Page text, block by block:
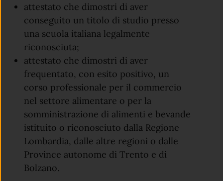
attestato che dimostri di aver
conseguito un titolo di studio presso
una scuola italiana legalmente
riconosciuta;
attestato che dimostri di aver
frequentato, con esito positivo, un
corso professionale per il commercio
nel settore alimentare o per la
somministrazione di alimenti e bevande
istituito o riconosciuto dalla Regione
Lombardia, dalle altre regioni o dalle
Province autonome di Trento e di
Bolzano.